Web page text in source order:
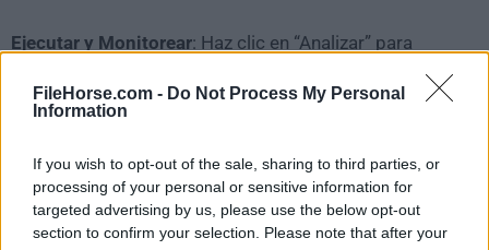
FileHorse.com - Do Not Process My Personal
Information
If you wish to opt-out of the sale, sharing to third parties, or
processing of your personal or sensitive information for
targeted advertising by us, please use the below opt-out
section to confirm your selection. Please note that after your
Ejecutar y Monitorear: Haz clic en “Analizar” para
ejecutar la tarea. Monitorea el progreso en el gestor
Opciones Avanzadas: Para flujos de trabajo
complejos, explora la creación de scripts y la
automatización a través de la línea de comandos de la